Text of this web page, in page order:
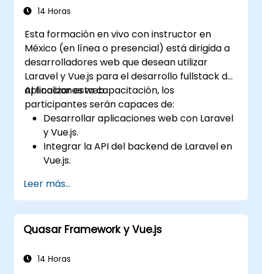
14 Horas
Esta formación en vivo con instructor en
México (en línea o presencial) está dirigida a
desarrolladores web que desean utilizar
Laravel y Vue.js para el desarrollo fullstack de
aplicaciones web.
Al finalizar esta capacitación, los
participantes serán capaces de:
Desarrollar aplicaciones web con Laravel
y Vue.js.
Integrar la API del backend de Laravel en
Vue.js.
Leer más...
Quasar Framework y Vue.js
14 Horas